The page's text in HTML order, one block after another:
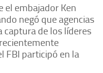
el embajador Ken
negó que agencias
captura de los líderes
FBI participó en la